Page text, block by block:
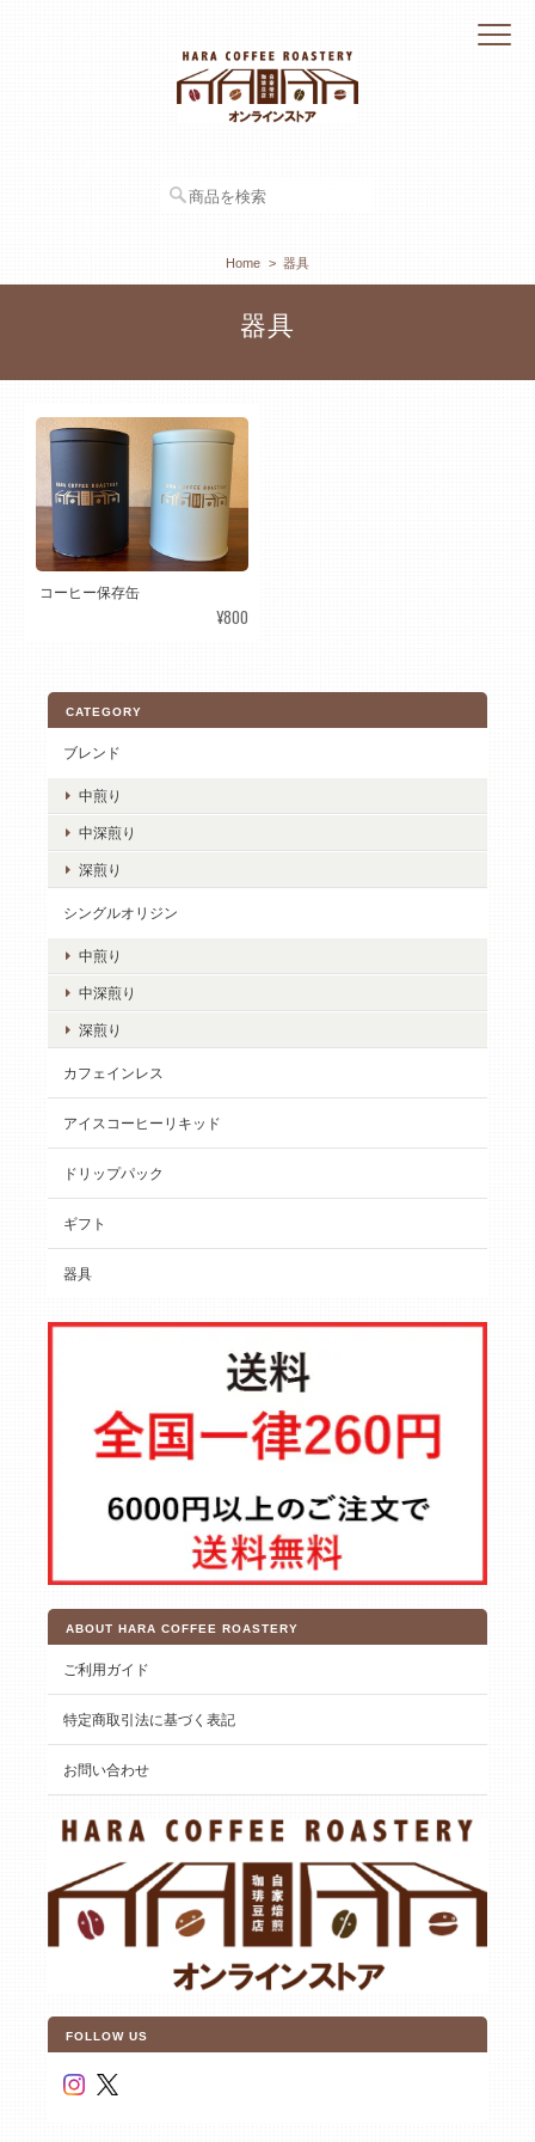
Home 器具
器具
コーヒー保存缶
¥800
CATEGORY
ブレンド
中煎り
中深煎り
深煎り
シングルオリジン
中煎り
中深煎り
深煎り
カフェインレス
アイスコーヒーリキッド
ドリップパック
ギフト
器具
ABOUT HARA COFFEE ROASTERY
ご利用ガイド
特定商取引法に基づく表記
お問い合わせ
FOLLOW US